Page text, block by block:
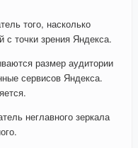
того, насколько
с точки зрения Яндекса.
размер аудитории
сервисов Яндекса.
неглавного зеркала